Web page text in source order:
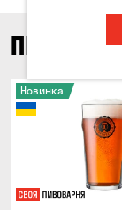
ПИВО
Новинка